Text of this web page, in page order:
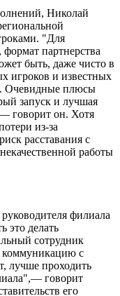
Николай
"Для
партнерства
быть, даже чисто в
игроков и известных
Очевидные плюсы
запуск и лучшая
говорит он. Хотя
из-за
расставания с
работы
филиала
это делать
сотрудник
коммуникацию с
лучше проходить
говорит
его